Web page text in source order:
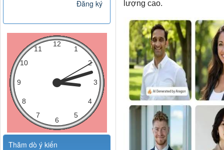
lượng cao.
Đăng ký
Thăm dò ý kiến